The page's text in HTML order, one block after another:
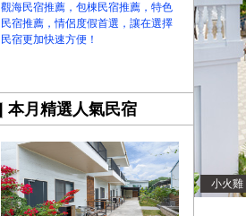
觀海民宿推薦，包棟民宿推薦，特色
民宿推薦，情侶度假首選，讓在選擇
民宿更加快速方便！
本月精選人氣民宿
小火雞